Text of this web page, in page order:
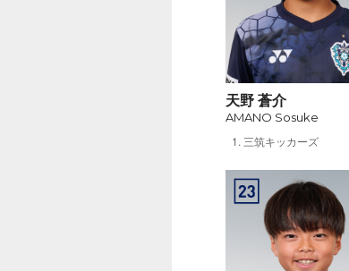
天野 蒼介
AMANO Sosuke
三筑キッカーズ